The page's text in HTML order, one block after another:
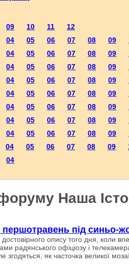
09 10 11
12
04 05 06 07 08 09
04 05 06 07 08 09
04 05 06 07 08 09
04 05 06 07 08 09
04 05 06 07 08 09
04 05 06 07 08 09
04 05 06 07 08 09
04 05 06 07 08 09
04 05 06 07 08 09
04
Наша
під синьо-
опису того дня, коли
радянського офіціозу і
згодяться, як часточка великої